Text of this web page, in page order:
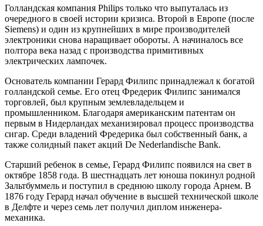
Голландская компания Philips только что выпуталась из
очередного в своей истории кризиса. Второй в Европе (после
Siemens) и один из крупнейших в мире производителей
электроники снова наращивает обороты. А начиналось все
полтора века назад с производства примитивных
электрических лампочек.
Основатель компании Герард Филипс принадлежал к богатой
голландской семье. Его отец Фредерик Филипс занимался
торговлей, был крупным землевладельцем и
промышленником. Благодаря американским патентам он
первым в Нидерландах механизировал процесс производства
сигар. Среди владений Фредерика был собственный банк, а
также солидный пакет акций De Nederlandische Bank.
Старший ребенок в семье, Герард Филипс появился на свет в
октябре 1858 года. В шестнадцать лет юноша покинул родной
Зальтбуммель и поступил в среднюю школу города Арнем. В
1876 году Герард начал обучение в высшей технической школе
в Делфте и через семь лет получил диплом инженера-
механика.